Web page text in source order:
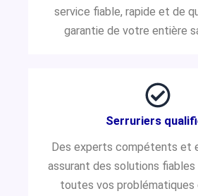
service fiable, rapide et de
garantie de votre entière
Serruriers
Des experts compétents et
assurant des solutions
toutes vos problématiques